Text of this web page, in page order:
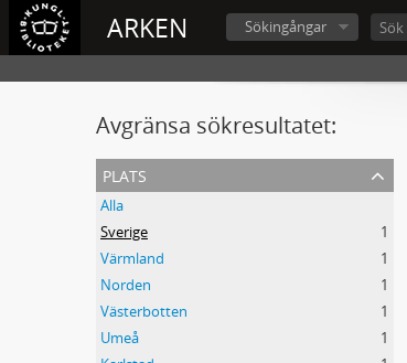
ARKEN Sökingångar
Avgränsa sökresultatet:
plats
Alla
Sverige
1
Värmland
1
Norden
1
Västerbotten
1
Umeå
1